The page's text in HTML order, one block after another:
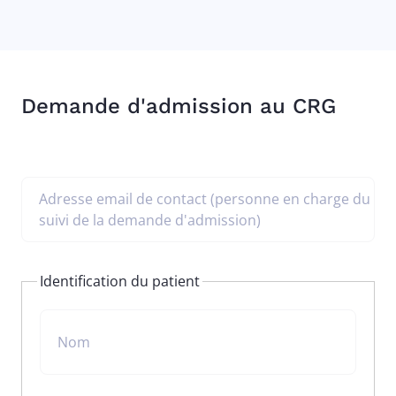
Demande d'admission au CRG
Adresse email de contact (personne en charge du
suivi de la demande d'admission)
Identification du patient
Nom